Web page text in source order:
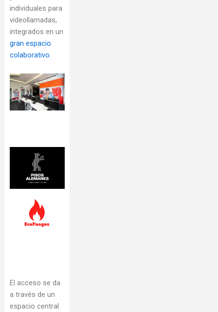
individuales para
videollamadas,
integrados en un
gran espacio
colaborativo.
El acceso se da
a través de un
espacio central